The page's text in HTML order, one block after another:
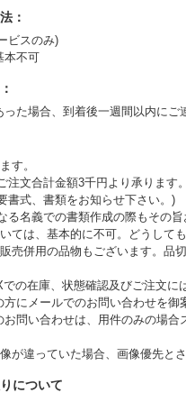
：
ビスのみ)
本不可
た場合、到着後一週間以内にご
す。
注文合計金額3千円より承ります
書式、書類をお知らせ下さい。)
る名義での書類作成の際もその
ては、基本的に不可。どうして
売併用の品物もございます。品
の在庫、状態確認及びご注文
メールでのお問い合わせを御
問い合わせは、用件のみの場合
が違っていた場合、画像優先と
について